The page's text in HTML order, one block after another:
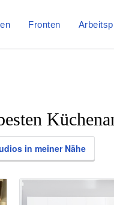
Fronten
in meiner Nähe